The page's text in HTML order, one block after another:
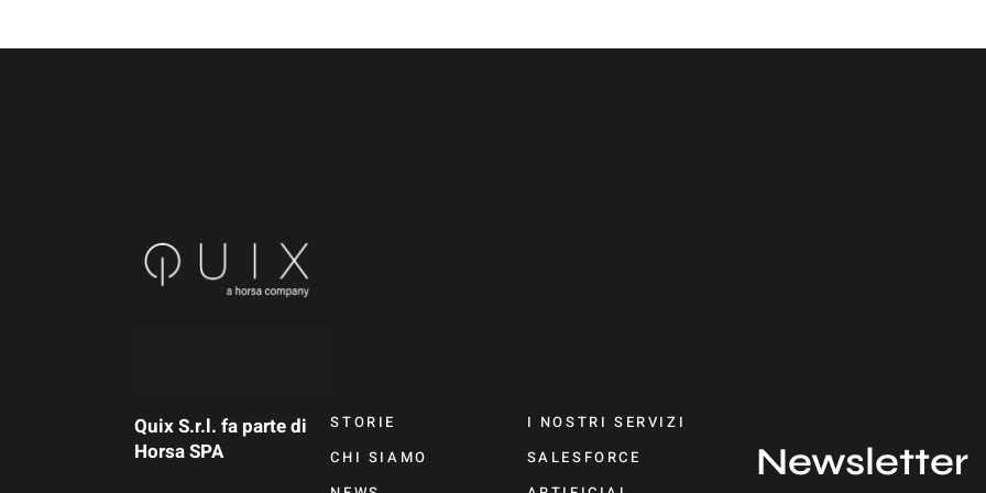
Quix S.r.l. fa parte di
Horsa SPA
STORIE
CHI SIAMO
I NOSTRI SERVIZI
SALESFORCE
Newsletter